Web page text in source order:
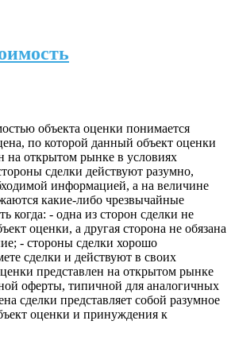
объекта оценки понимается
по которой данный объект оценки
на открытом рынке в условиях
сделки действуют разумно,
информацией, а на величине
какие-либо чрезвычайные
когда: - одна из сторон сделки не
оценки, а другая сторона не обязана
- стороны сделки хорошо
сделки и действуют в своих
представлен на открытом рынке
оферты, типичной для аналогичных
сделки представляет собой разумное
оценки и принуждения к